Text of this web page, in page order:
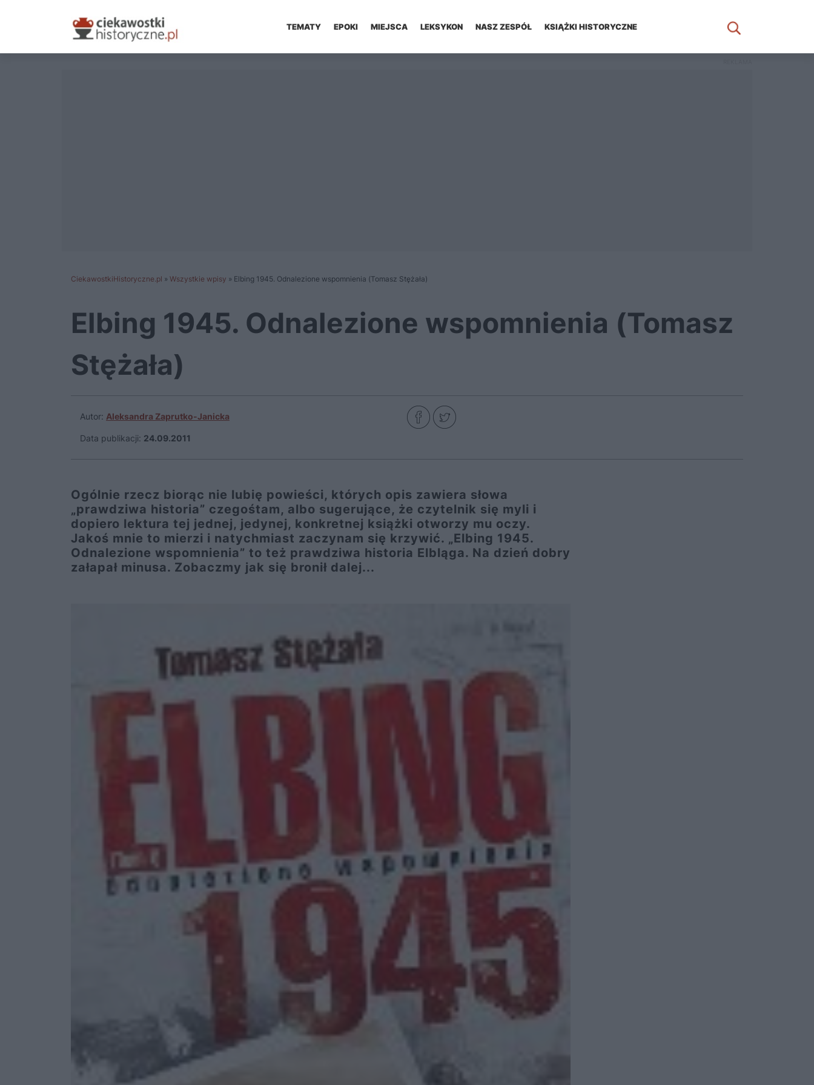
TEMATY EPOKI MIEJSCA LEKSYKON NASZ ZESPÓŁ KSIĄŻKI HISTORYCZNE
CiekawostkiHistoryczne.pl » Wszystkie wpisy » Elbing 1945. Odnalezione wspomnienia (Tomasz Stężała)
Elbing 1945. Odnalezione wspomnienia (Tomasz
Stężała)
Autor: Aleksandra Zaprutko-Janicka
Data publikacji: 24.09.2011
Ogólnie rzecz biorąc nie lubię powieści, których opis zawiera słowa
„prawdziwa historia” czegośtam, albo sugerujące, że czytelnik się myli i
dopiero lektura tej jednej, jedynej, konkretnej książki otworzy mu oczy.
Jakoś mnie to mierzi i natychmiast zaczynam się krzywić. „Elbing 1945.
Odnalezione wspomnienia” to też prawdziwa historia Elbląga. Na dzień dobry
załapał minusa. Zobaczmy jak się bronił dalej...